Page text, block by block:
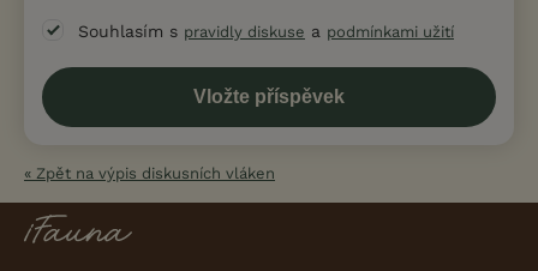
Souhlasím s pravidly diskuse a podmínkami užití
« Zpět na výpis diskusních vláken